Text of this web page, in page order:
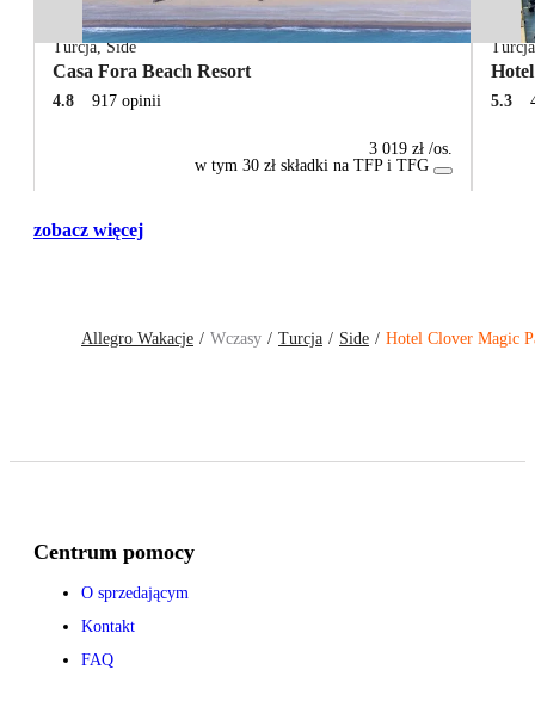
Turcja,Side
Casa Fora Beach Resort
4.8 917 opinii
3 019 zł /os.
w tym 30 zł składki na TFP i TFG
Turcja
5.3
zobacz więcej
Allegro Wakacje Wczasy Turcja Side Hotel Clover Magic
Centrum pomocy
O sprzedającym
Kontakt
FAQ